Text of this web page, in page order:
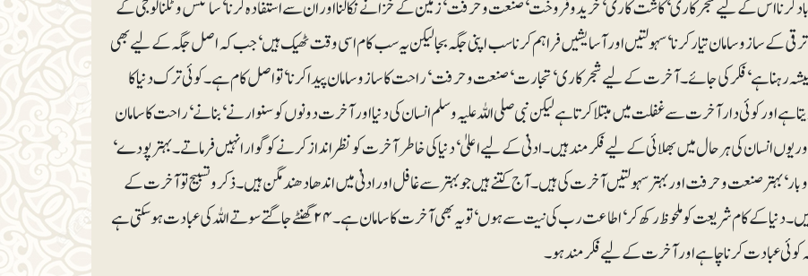
آباد کرنا اس کے لیے شجرکاری ‘ کاشت کاری ‘ خرید و فروخت ‘ صنعت و حرفت‘ زمین کے خزانے نکالنا اور ان سے استفادہ کرنا‘سائنس و ٹکنالوجی کے
کے سازوسامان تیار کرنا‘ سہولتیں اورآسایشیں فراہم کرنا سب اپنی جگہ بجا لیکن یہ سب کام اسی وقت ٹھیک ہیں‘ جب کہ اصل جگہ کے لیے بھی
رہنا ہے‘ فکر کی جائے۔ آخرت کے لیے شجرکاری‘ تجارت‘ صنعت و حرفت‘ راحت کا سازوسامان پیدا کرنا‘ تو اصل کام ہے۔ کوئی ترک دنیا کا
ہے اور کوئی دارآخرت سے غفلت میں مبتلا کرتا ہے لیکن نبی صلی اللہ علیہ وسلم انسان کی دنیا اور آخرت دونوں کو سنوارنے‘ بنانے ‘ راحت کا سامان
انسان کی ہر حال میں بھلائی کے لیے فکرمند ہیں۔ ادنیٰ کے لیے اعلیٰ‘ دنیا کی خاطر آخرت کو نظرانداز کرنے کو گوارا نہیں فرماتے۔ بہتر پودے‘
بہتر صنعت و حرفت اور بہتر سہولتیں آخرت کی ہیں۔ آج کتنے ہیں جو بہتر سے غافل اور ادنیٰ میں اندھادھند مگن ہیں۔ ذکر وتسبیح تو آخرت کے
سامان ہیں۔ دنیا کے کام شریعت کو ملحوظ رکھ کر ‘ اطاعت رب کی نیت سے ہوں‘ تو یہ بھی آخرت کا سامان ہے۔ ۲۴گھنٹے جاگتے سوتے اللہ کی عبادت ہو سکتی ہے
کوئی عبادت کرنا چاہے اور آخرت کے لیے فکرمند ہو۔